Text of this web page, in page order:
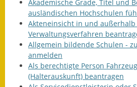
Zahlen
Rathaus
Bauhof
Akademische Grade, Titel und
ausländischen Hochschulen
Akteneinsicht in und außerhalb
Verwaltungsverfahren
Allgemein bildende Schulen -
anmelden
Als berechtigte Person
(Halterauskunft) beantragen